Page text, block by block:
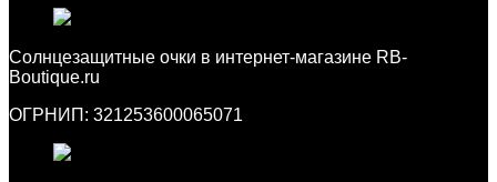
Cолнцезащитные очки в интернет-магазине RB-
Boutique.ru
ОГРНИП: 321253600065071